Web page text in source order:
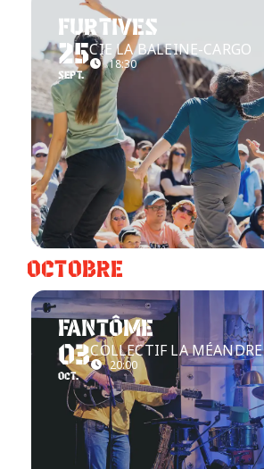
FURTIVES
25
SEPT.
CIE LA BALEINE-CARGO
18:30
OCTOBRE
FANTÔME
03
OCT.
COLLECTIF LA MÉANDRE
20:00